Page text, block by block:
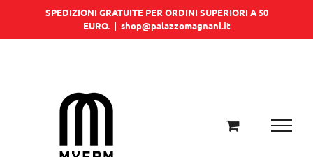
SPEDIZIONI GRATUITE PER ORDINI SUPERIORI A 50
EURO. | shop@palazzomagnani.it